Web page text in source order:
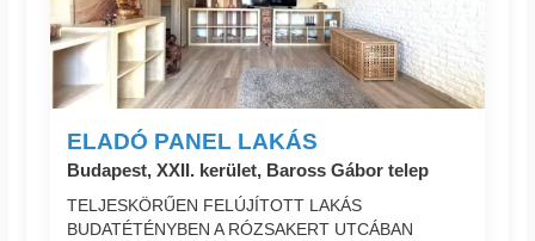
ELADÓ PANEL LAKÁS
Budapest, XXII. kerület, Baross Gábor telep
TELJESKÖRŰEN FELÚJÍTOTT LAKÁS
BUDATÉTÉNYBEN A RÓZSAKERT UTCÁBAN